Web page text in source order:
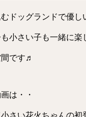
ドッグランドで優
小さい子も一緒に楽
です♬
は・・
さい花火ちゃんの